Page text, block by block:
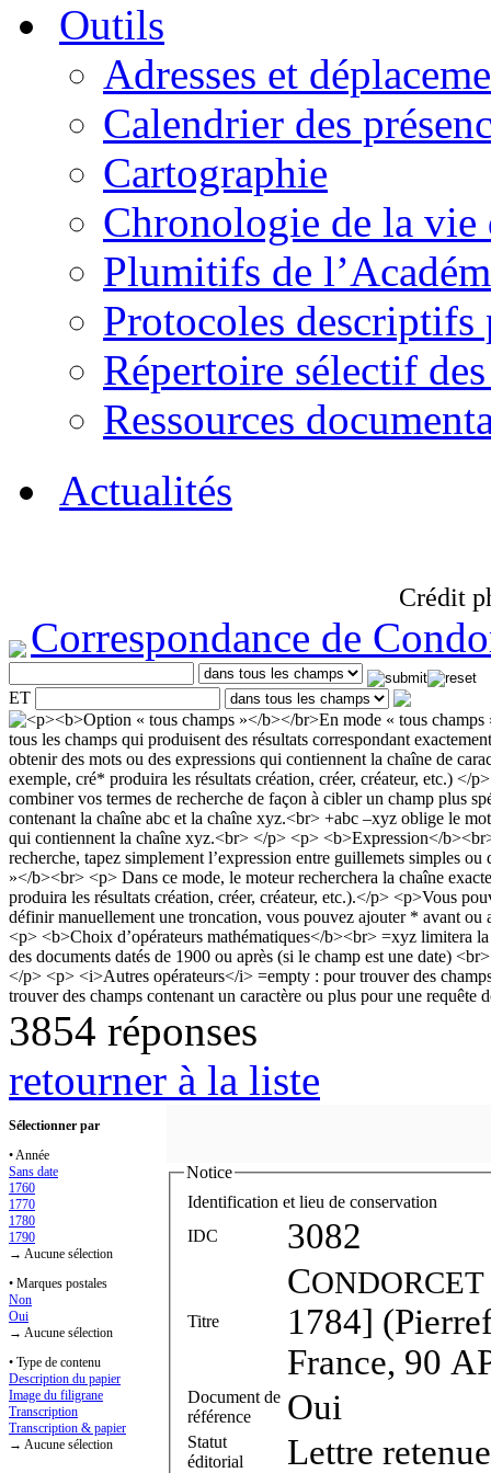
Outils
Adresses et
Calendrier des
Cartographie
Chronologie de la vie
Plumitifs de
Protocoles descriptifs
Répertoire sélectif
Ressources
Actualités
Crédit
Correspondance de
ET
3854 réponses
retourner à la liste
Sélectionner par
• Année
Sans date
1760
1770
1780
1790
→ Aucune sélection
• Marques postales
Non
Oui
→ Aucune sélection
• Type de contenu
Description du papier
Image du filigrane
Transcription
Transcription & papier
→ Aucune sélection
Notice
Identification et lieu de conservation
IDC
3082
Titre
CONDORCET
1784]
France, 90
Document de
référence
Oui
Statut
éditorial
Lettre retenue